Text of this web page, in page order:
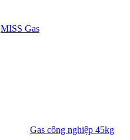
MISS Gas
Gas công nghiệp 45kg